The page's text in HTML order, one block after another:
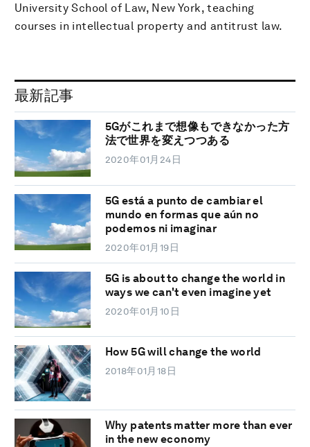
University School of Law, New York, teaching
courses in intellectual property and antitrust law.
最新記事
5Gがこれまで想像もできなかった方
法で世界を変えつつある
2020年01月24日
5G está a punto de cambiar el
mundo en formas que aún no
podemos ni imaginar
2020年01月19日
5G is about to change the world in
ways we can't even imagine yet
2020年01月10日
How 5G will change the world
2018年01月18日
Why patents matter more than ever
in the new economy